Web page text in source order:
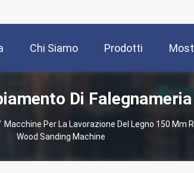
Chi Siamo Prodotti
Di
Macchine Per La Lavorazione Del Legno 150 Mm
Wood Sanding Machine